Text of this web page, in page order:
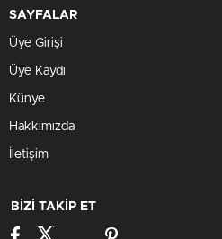
SAYFALAR
Üye Girişi
Üye Kaydı
Künye
Hakkımızda
İletişim
BİZİ TAKİP ET